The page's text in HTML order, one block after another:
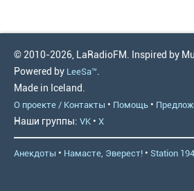
© 2010-2026, LaRadioFM. Inspired by
Powered by LeeSa™.
Made in Iceland.
О проекте / Контакты • Помощь •
Наши группы: VK • X
Анекдоты • Намасте, Эверест! • Station